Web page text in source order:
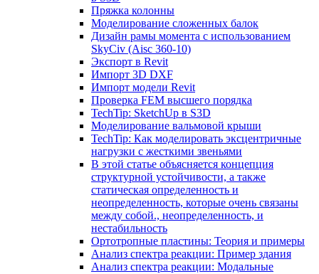
Пряжка колонны
Моделирование сложенных балок
Дизайн рамы момента с использованием
SkyCiv (Aisc 360-10)
Экспорт в Revit
Импорт 3D DXF
Импорт модели Revit
Проверка FEM высшего порядка
TechTip: SketchUp в S3D
Моделирование вальмовой крыши
TechTip: Как моделировать эксцентричные
нагрузки с жесткими звеньями
В этой статье объясняется концепция
структурной устойчивости, а также
статическая определенность и
неопределенность, которые очень связаны
между собой., неопределенность, и
нестабильность
Ортотропные пластины: Теория и примеры
Анализ спектра реакции: Пример здания
Анализ спектра реакции: Модальные